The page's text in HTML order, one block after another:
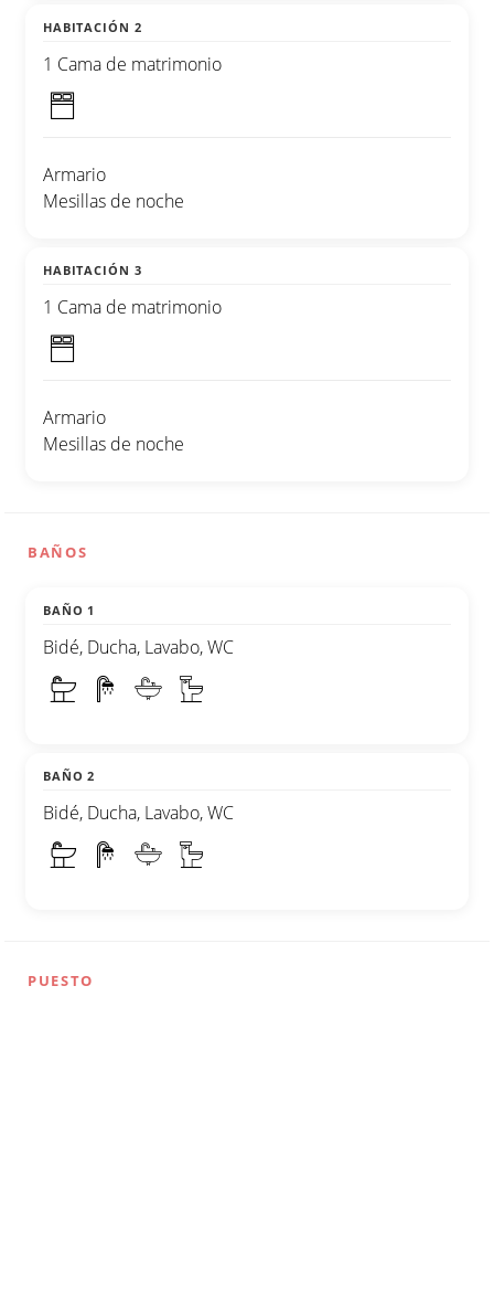
HABITACIÓN 2
1 Cama de matrimonio
Armario
Mesillas de noche
HABITACIÓN 3
1 Cama de matrimonio
Armario
Mesillas de noche
BAÑOS
BAÑO 1
Bidé, Ducha, Lavabo, WC
BAÑO 2
Bidé, Ducha, Lavabo, WC
PUESTO